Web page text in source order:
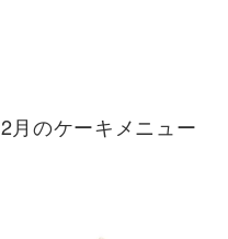
月のケーキメニュー